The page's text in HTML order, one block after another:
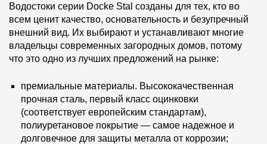
Водостоки серии Docke Stal созданы для тех, кто во
всем ценит качество, основательность и безупречный
внешний вид. Их выбирают и устанавливают многие
владельцы современных загородных домов, потому
что это одно из лучших предложений на рынке:
премиальные материалы. Высококачественная
прочная сталь, первый класс оцинковки
(соответствует европейским стандартам),
полиуретановое покрытие — самое надежное и
долговечное для защиты металла от коррозии;